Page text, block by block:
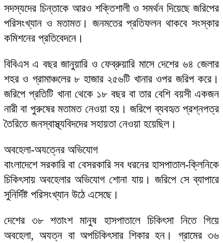
সদস্যদের চিন্তাকে আরও শক্তিশালী ও সমর্থন দিয়েছে জরিপের
পরিসংখ্যান ও মতামত। জনমতের প্রতিফলন থাকবে সংস্কার
কমিশনের প্রতিবেদনে।
বিবিএস এ বছর জানুয়ারি ও ফেব্রুয়ারি মাসে দেশের ৬৪ জেলার
শহর ও গ্রামাঞ্চলের ৮ হাজার ২৫৬টি খানার ওপর জরিপ করে।
জরিপে প্রতিটি খানা থেকে ১৮ বছর বা তার বেশি বয়সী একজন
নারী বা পুরুষের মতামত নেওয়া হয়। জরিপে ব্যবহৃত প্রশ্নপত্র
তৈরিতে জনস্বাস্থ্যবিদদের সহায়তা নেওয়া হয়েছিল।
অবহেলা-অযত্নের অভিযোগ
বাংলাদেশে সরকারি বা বেসরকারি সব ধরনের হাসপাতাল-ক্লিনিকে
চিকিৎসায় অবহেলার অভিযোগ শোনা যায়। জরিপে সে ব্যাপারে
সুনির্দিষ্ট পরিসংখ্যান উঠে এসেছে।
দেশের ৩৮ শতাংশ মানুষ হাসপাতালে চিকিৎসা নিতে গিয়ে
অবহেলা, অযত্ন বা অপচিকিৎসার শিকার হন। গ্রামের ৩৬